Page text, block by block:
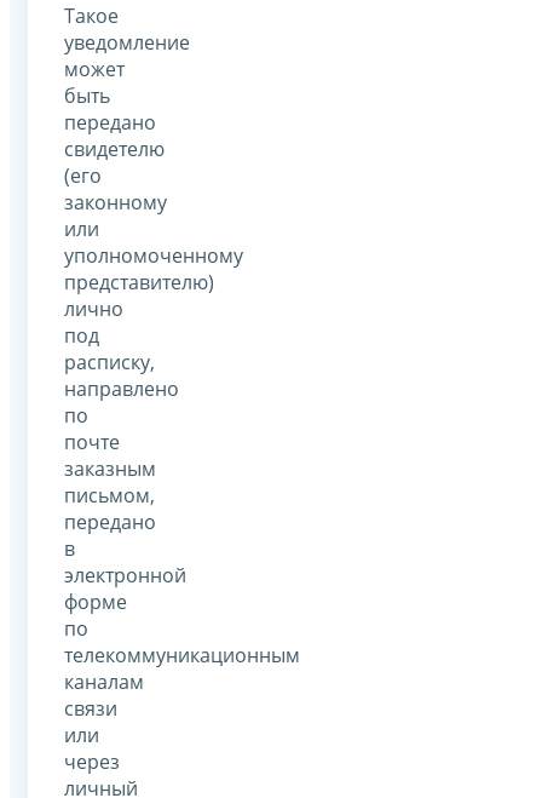
Такое
уведомление
может
быть
передано
свидетелю
(его
законному
или
уполномоченному
представителю)
лично
под
расписку,
направлено
по
почте
заказным
письмом,
передано
в
электронной
форме
по
телекоммуникационным
каналам
связи
или
через
личный